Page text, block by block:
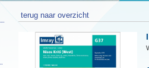
terug naar overzicht